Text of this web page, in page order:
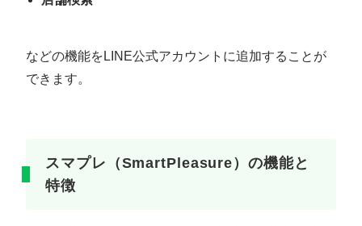
などの機能をLINE公式アカウントに追加することが
できます。
スマプレ（SmartPleasure）の機能と
特徴